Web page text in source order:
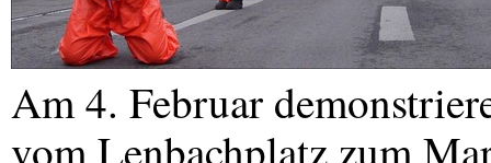
Am 4. Februar
vom Lenbachplatz zum